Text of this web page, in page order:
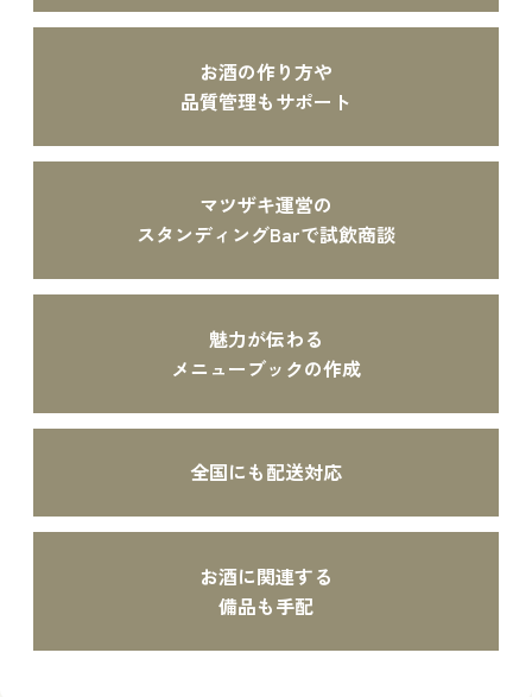
お酒の作り方や
品質管理もサポート
マツザキ運営の
スタンディングBarで試飲商談
魅力が伝わる
メニューブックの作成
全国にも配送対応
お酒に関連する
備品も手配